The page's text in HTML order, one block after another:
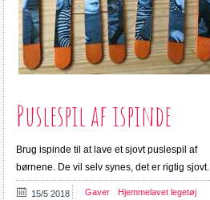
Puslespil af ispinde
Brug ispinde til at lave et sjovt puslespil af
børnene. De vil selv synes, det er rigtig sjovt.
15/5 2018
Gaver
Hjemmelavet legetøj